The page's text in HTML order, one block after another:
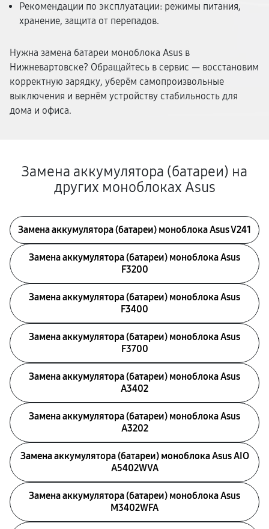
Рекомендации по эксплуатации: режимы питания,
хранение, защита от перепадов.
Нужна замена батареи моноблока Asus в
Нижневартовске? Обращайтесь в сервис — восстановим
корректную зарядку, уберём самопроизвольные
выключения и вернём устройству стабильность для
дома и офиса.
Замена аккумулятора (батареи) на
других моноблоках Asus
Замена аккумулятора (батареи) моноблока Asus V241
Замена аккумулятора (батареи) моноблока Asus
F3200
Замена аккумулятора (батареи) моноблока Asus
F3400
Замена аккумулятора (батареи) моноблока Asus
F3700
Замена аккумулятора (батареи) моноблока Asus
A3402
Замена аккумулятора (батареи) моноблока Asus
A3202
Замена аккумулятора (батареи) моноблока Asus AIO
A5402WVA
Замена аккумулятора (батареи) моноблока Asus
M3402WFA